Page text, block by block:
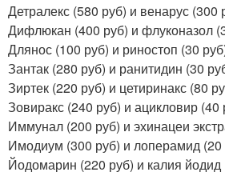
Детралекс (580 руб) и венарус (300
Дифлюкан (400 руб) и флуконазол
Длянос (100 руб) и риностоп (30
Зантак (280 руб) и ранитидин (30
Зиртек (220 руб) и цетиринакс (80
Зовиракс (240 руб) и ацикловир (40
Иммунал (200 руб) и эхинацеи
Имодиум (300 руб) и лоперамид (20
Йодомарин (220 руб) и калия йодид